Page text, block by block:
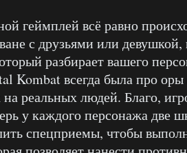
геймплей всё равно
с друзьями или девушкой,
разбирает вашего
Kombat всегда была про
на реальных людей. Благо,
у каждого персонажа две
спецприемы, чтобы